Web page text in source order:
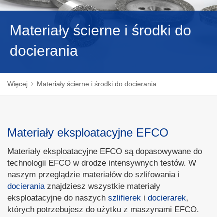
NEDERLANDS
Materiały ścierne i środki do
docierania
Więcej Materiały ścierne i środki do docierania
Materiały eksploatacyjne EFCO
Materiały eksploatacyjne EFCO są dopasowywane do
technologii EFCO w drodze intensywnych testów. W
naszym przeglądzie materiałów do szlifowania i
docieraniaznajdziesz wszystkie materiały
eksploatacyjne do naszych szlifierek i docierarek,
których potrzebujesz do użytku z maszynami EFCO.